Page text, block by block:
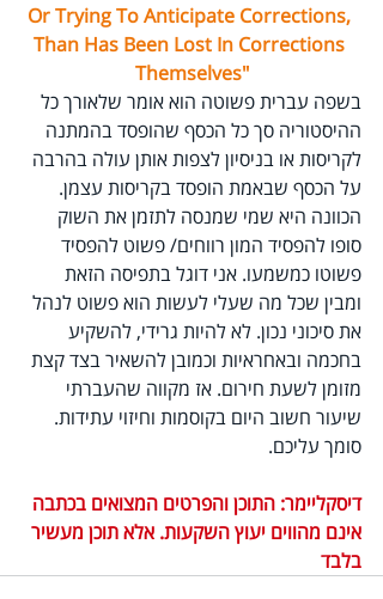
Or Trying To Anticipate Corrections,
Than Has Been Lost In Corrections
Themselves"
בשפה עברית פשוטה הוא אומר שלאורך כל
ההיסטוריה סך כל הכסף שהופסד בהמתנה
לקריסות או בניסיון לצפות אותן עולה בהרבה
על הכסף שבאמת הופסד בקריסות עצמן.
הכוונה היא שמי שמנסה לתזמן את השוק
סופו להפסיד המון רווחים/ פשוט להפסיד
פשוטו כמשמעו. אני דוגל בתפיסה הזאת
ומבין שכל מה שעלי לעשות הוא פשוט לנהל
את סיכוני נכון. לא להיות גרידי, להשקיע
בחכמה ובאחראיות וכמובן להשאיר בצד קצת
מזומן לשעת חירום. אז מקווה שהעברתי
שיעור חשוב היום בקוסמות וחיזוי עתידות.
סומך עליכם.
דיסקליימר: התוכן והפרטים המצואים בכתבה
אינם מהווים יעוץ השקעות. אלא תוכן מעשיר
בלבד